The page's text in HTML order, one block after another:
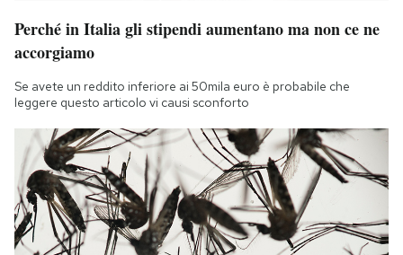
Perché in Italia gli stipendi aumentano ma non ce ne
accorgiamo
Se avete un reddito inferiore ai 50mila euro è probabile che
leggere questo articolo vi causi sconforto